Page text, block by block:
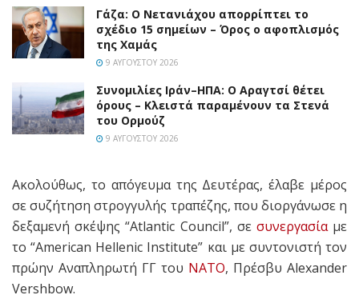
Γάζα: Ο Νετανιάχου απορρίπτει το
σχέδιο 15 σημείων – Όρος ο αφοπλισμός
της Χαμάς
9 ΑΥΓΟΎΣΤΟΥ 2026
Συνομιλίες Ιράν–ΗΠΑ: Ο Αραγτσί θέτει
όρους – Κλειστά παραμένουν τα Στενά
του Ορμούζ
9 ΑΥΓΟΎΣΤΟΥ 2026
Ακολούθως, το απόγευμα της Δευτέρας, έλαβε μέρος
σε συζήτηση στρογγυλής τραπέζης, που διοργάνωσε η
δεξαμενή σκέψης “Atlantic Council”, σε συνεργασίαμε
το “American Hellenic Institute” και με συντονιστή τον
πρώην Αναπληρωτή ΓΓ του ΝΑΤΟ, Πρέσβυ Alexander
Vershbow.